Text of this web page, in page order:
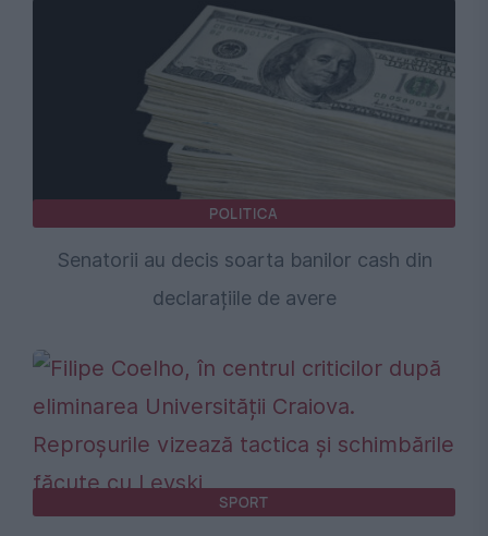
POLITICA
Senatorii au decis soarta banilor cash din
declarațiile de avere
SPORT